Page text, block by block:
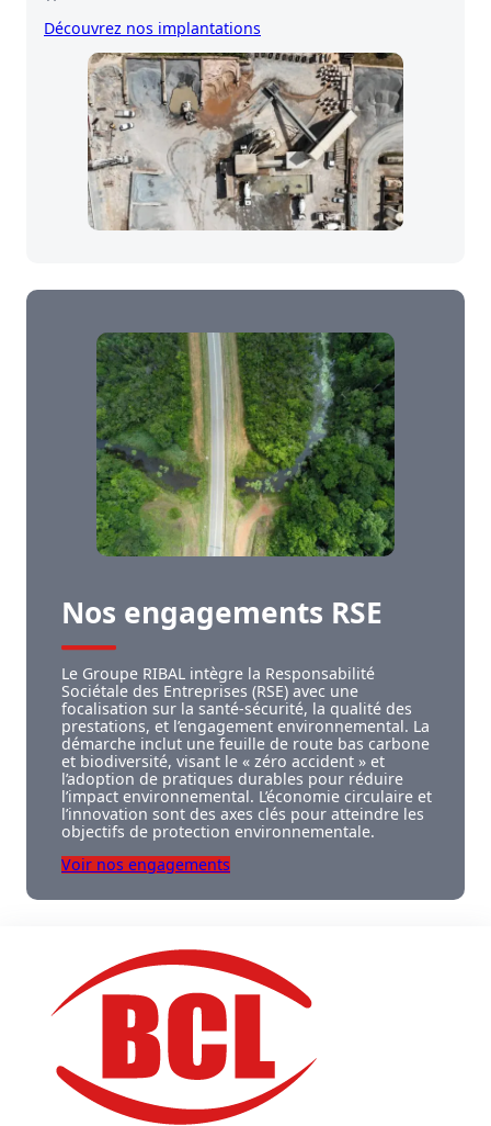
Découvrez nos implantations
Nos engagements RSE
Le Groupe RIBAL intègre la Responsabilité
Sociétale des Entreprises (RSE) avec une
focalisation sur la santé-sécurité, la qualité des
prestations, et l’engagement environnemental. La
démarche inclut une feuille de route bas carbone
et biodiversité, visant le « zéro accident » et
l’adoption de pratiques durables pour réduire
l’impact environnemental. L’économie circulaire et
l’innovation sont des axes clés pour atteindre les
objectifs de protection environnementale.
Voir nos engagements